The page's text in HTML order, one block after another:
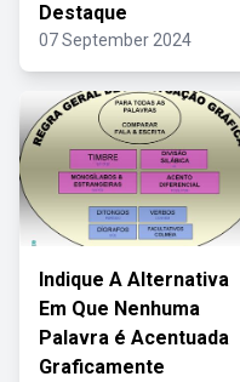
Destaque
07 September 2024
Indique A Alternativa
Em Que Nenhuma
Palavra é Acentuada
Graficamente